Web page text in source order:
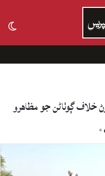
خلاف ڳوٺاڻن جو مظاهرو
6